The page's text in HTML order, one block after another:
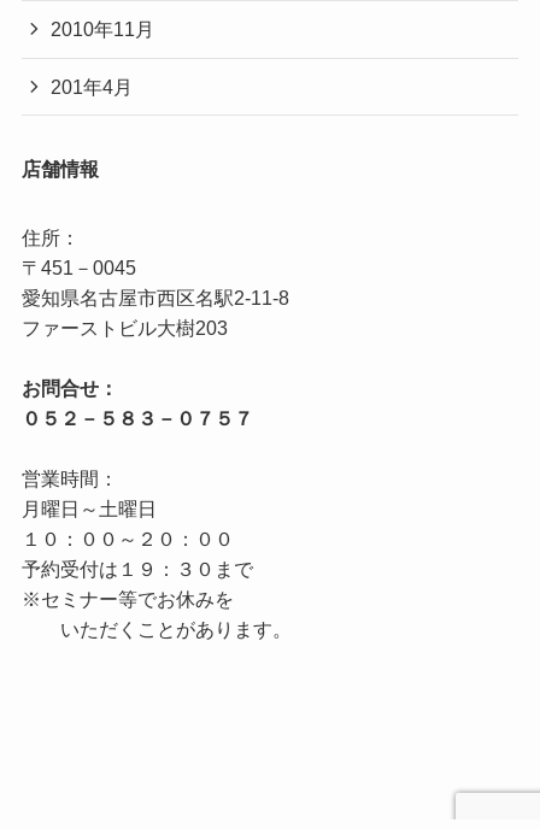
2010年11月
201年4月
店舗情報
住所：
〒451－0045
愛知県名古屋市西区名駅2‐11‐8
ファーストビル大樹203
お問合せ：
営業時間：
月曜日～土曜日
１０：００～２０：００
予約受付は１９：３０まで
※セミナー等でお休みを